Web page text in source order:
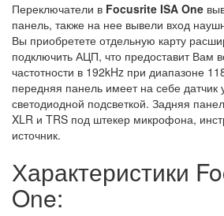
Переключатели в Focusrite ISA One
панель, также на нее вывели вход
Вы приобретете отдельную карту
подключить АЦП, что предоставит Вам
частотности в 192kHz при диапазоне
передняя панель имеет на себе датчик
светодиодной подсветкой. Задняя
XLR и TRS под штекер микрофона,
источник.
Характеристики
One: